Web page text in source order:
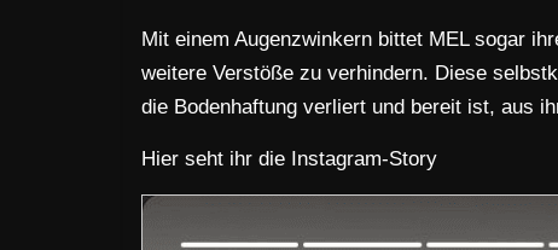
Mit einem Augenzwinkern bittet MEL sogar
weitere Verstöße zu verhindern. Diese
die Bodenhaftung verliert und bereit ist, aus
Hier seht ihr die Instagram-Story